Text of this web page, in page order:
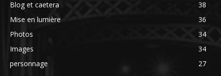
Blog et caetera
38
Mise en lumière
36
Photos
34
Images
34
personnage
27